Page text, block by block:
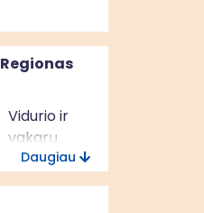
Regionas
Vidurio ir
vakarų
Lietuvos
regionas
Daugiau